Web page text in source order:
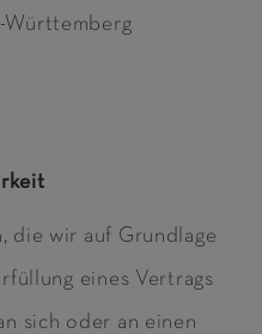
Württemberg
die wir auf Grundlage
eines Vertrags
sich oder an einen